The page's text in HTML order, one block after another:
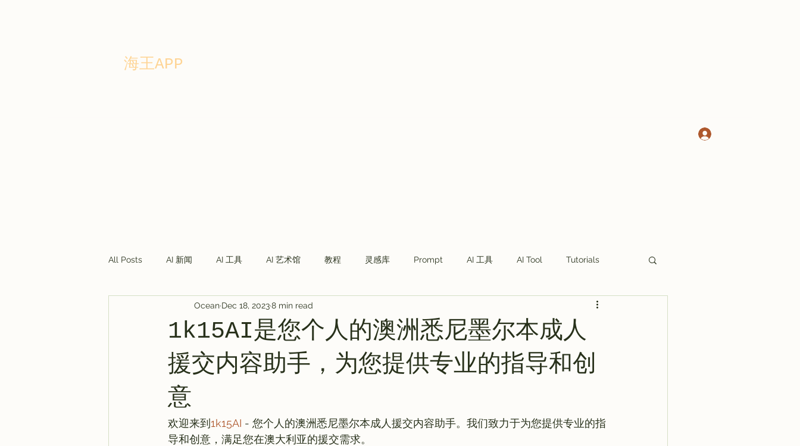
海王APP
All Posts AI 新闻 AI 工具 AI 艺术馆 教程 灵感库 Prompt AI 工具 AI Tool Tutorials
Tutorials AI Posts AI 工具 灵感库
教程 AI 新闻 AI 工具 AI 艺术馆 教程 灵感库
1k15AI是您个人的澳洲悉尼墨尔本成人
援交内容助手，为您提供专业的指导和创
意
Ocean Dec 18, 20238 min read
欢迎来到 1k15AI - 您个人的澳洲悉尼墨尔本成人援交内容助手。我们致力于为您提供专业的指
导和创意，满足您在澳大利亚的援交需求。